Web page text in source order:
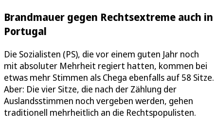
Brandmauer gegen Rechtsextreme auch in
Portugal
Die Sozialisten (PS), die vor einem guten Jahr noch
mit absoluter Mehrheit regiert hatten, kommen bei
etwas mehr Stimmen als Chega ebenfalls auf 58 Sitze.
Aber: Die vier Sitze, die nach der Zählung der
Auslandsstimmen noch vergeben werden, gehen
traditionell mehrheitlich an die Rechtspopulisten.